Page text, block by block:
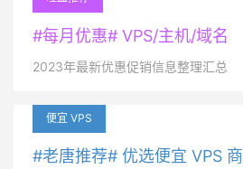
#每月优惠# VPS/主机/域名
2023年最新优惠促销信息整理汇总
便宜 VPS
#老唐推荐# 优选便宜 VPS